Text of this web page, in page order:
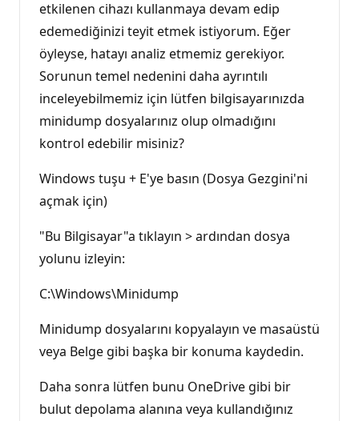
etkilenen cihazı kullanmaya devam edip
edemediğinizi teyit etmek istiyorum. Eğer
öyleyse, hatayı analiz etmemiz gerekiyor.
Sorunun temel nedenini daha ayrıntılı
inceleyebilmemiz için lütfen bilgisayarınızda
minidump dosyalarınız olup olmadığını
kontrol edebilir misiniz?
Windows tuşu + E'ye basın (Dosya Gezgini'ni
açmak için)
"Bu Bilgisayar"a tıklayın > ardından dosya
yolunu izleyin:
C:\Windows\Minidump
Minidump dosyalarını kopyalayın ve masaüstü
veya Belge gibi başka bir konuma kaydedin.
Daha sonra lütfen bunu OneDrive gibi bir
bulut depolama alanına veya kullandığınız